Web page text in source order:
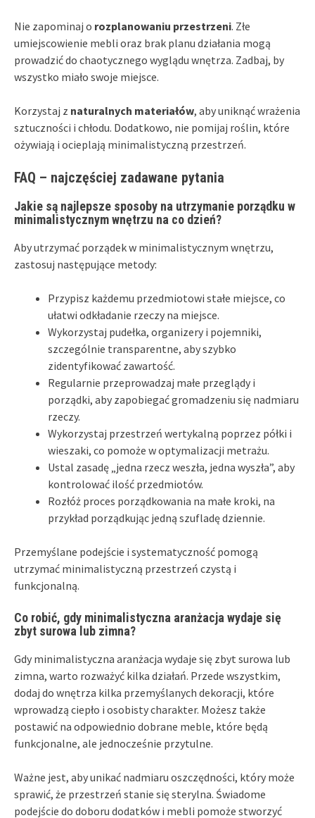
Nie zapominaj o rozplanowaniu przestrzeni. Złe
umiejscowienie mebli oraz brak planu działania mogą
prowadzić do chaotycznego wyglądu wnętrza. Zadbaj, by
wszystko miało swoje miejsce.
Korzystaj z naturalnych materiałów, aby uniknąć wrażenia
sztuczności i chłodu. Dodatkowo, nie pomijaj roślin, które
ożywiają i ocieplają minimalistyczną przestrzeń.
FAQ – najczęściej zadawane pytania
Jakie są najlepsze sposoby na utrzymanie porządku w
minimalistycznym wnętrzu na co dzień?
Aby utrzymać porządek w minimalistycznym wnętrzu,
zastosuj następujące metody:
Przypisz każdemu przedmiotowi stałe miejsce, co
ułatwi odkładanie rzeczy na miejsce.
Wykorzystaj pudełka, organizery i pojemniki,
szczególnie transparentne, aby szybko
zidentyfikować zawartość.
Regularnie przeprowadzaj małe przeglądy i
porządki, aby zapobiegać gromadzeniu się nadmiaru
rzeczy.
Wykorzystaj przestrzeń wertykalną poprzez półki i
wieszaki, co pomoże w optymalizacji metrażu.
Ustal zasadę „jedna rzecz weszła, jedna wyszła”, aby
kontrolować ilość przedmiotów.
Rozłóż proces porządkowania na małe kroki, na
przykład porządkując jedną szufladę dziennie.
Przemyślane podejście i systematyczność pomogą
utrzymać minimalistyczną przestrzeń czystą i
funkcjonalną.
Co robić, gdy minimalistyczna aranżacja wydaje się
zbyt surowa lub zimna?
Gdy minimalistyczna aranżacja wydaje się zbyt surowa lub
zimna, warto rozważyć kilka działań. Przede wszystkim,
dodaj do wnętrza kilka przemyślanych dekoracji, które
wprowadzą ciepło i osobisty charakter. Możesz także
postawić na odpowiednio dobrane meble, które będą
funkcjonalne, ale jednocześnie przytulne.
Ważne jest, aby unikać nadmiaru oszczędności, który może
sprawić, że przestrzeń stanie się sterylna. Świadome
podejście do doboru dodatków i mebli pomoże stworzyć